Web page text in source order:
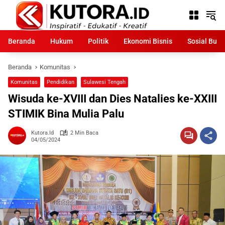
Langsung
konten
Beranda
Hukum Politik Ekonomi Bisnis Sosial
Beranda Komunitas
Komunitas Pendidikan Sulawesi Tengah
Wisuda ke-XVIII dan Dies Natalies ke-XXIII
STIMIK Bina Mulia Palu
Kutora.id
2 Min Baca
04/05/2024